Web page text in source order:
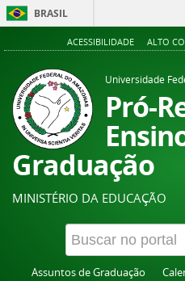
BRASIL
ACESSIBILIDADE ALTO
Universidade
Pró-
Graduação
MINISTÉRIO DA EDUCAÇÃO
Assuntos de Graduação